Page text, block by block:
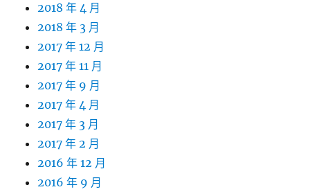
2018 年 4 月
2018 年 3 月
2017 年 12 月
2017 年 11 月
2017 年 9 月
2017 年 4 月
2017 年 3 月
2017 年 2 月
2016 年 12 月
2016 年 9 月